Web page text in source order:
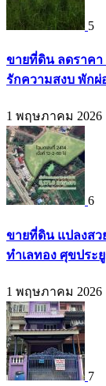
5
ขายที่ดิน ลดราคา
รักความสงบ พักผ่
1 พฤษภาคม 2026
6
ขายที่ดิน แปลงสว
ทำเลทอง ศุขประ
1 พฤษภาคม 2026
7